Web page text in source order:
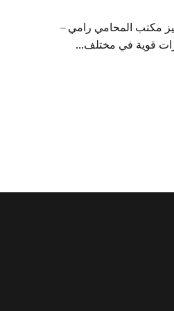
مكتب المحامي رامي –
قوية في مختلف...